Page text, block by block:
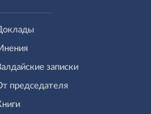
записки
председателя